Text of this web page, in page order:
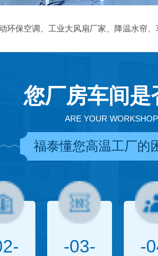
环保空调、工业大风扇厂家、降温水帘
您厂房车间
ARE YOUR
福泰懂您高温工厂的
-03- -